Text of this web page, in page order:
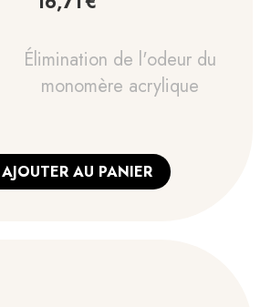
Élimination de l'odeur du
monomère acrylique
AJOUTER AU PANIER